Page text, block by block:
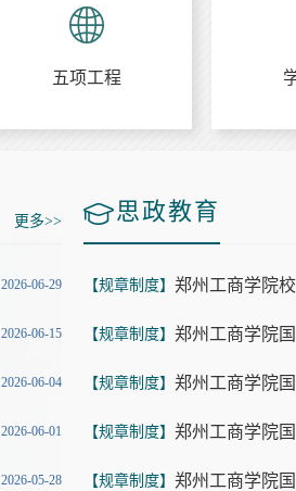
五项工程
更多>>
2026-06-29
2026-06-15
2026-06-04
2026-06-01
2026-05-28
思政教育
【规章制度】 郑州工商学院
【规章制度】 郑州工商学院
【规章制度】 郑州工商学院
【规章制度】 郑州工商学院
【规章制度】